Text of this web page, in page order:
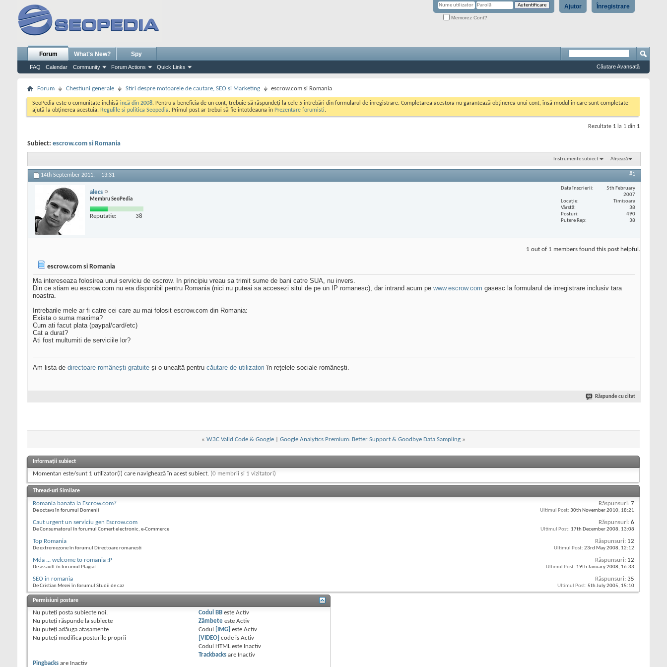
Înregistrare
Ajutor
Memorez Cont?
Forum
FAQ Calendar Community Forum Actions Quick Links
What's New? Spy
Căutare Avansată
Forum Chestiuni generale Stiri despre motoarele de cautare, SEO si Marketing escrow.com si Romania
SeoPedia este o comunitate inchisă incă din 2008. Pentru a beneficia de un cont, trebuie să răspundeți la cele 5 întrebări din formularul de înregistrare. Completarea acestora nu garantează obținerea unui cont, însă modul în care sunt completate
ajută la obținerea acestuia. Regulile si politica Seopedia. Primul post ar trebui să fie intotdeauna in Prezentare forumisti.
Rezultate 1 la 1 din 1
Subiect: escrow.com si Romania
Instrumente subiect Afișează
14th September 2011, 13:31 #1
alecs
Membru SeoPedia
Reputatie: 38
Data înscrierii
5th February
2007
Locaţie
Timisoara
Vârstă
38
Posturi
490
Putere Rep
38
1 out of 1 members found this post helpful.
escrow.com si Romania
Ma intereseaza folosirea unui serviciu de escrow. In principiu vreau sa trimit sume de bani catre SUA, nu invers.
Din ce stiam eu escrow.com nu era disponibil pentru Romania (nici nu puteai sa accesezi situl de pe un IP romanesc), dar intrand acum pe www.escrow.com gasesc la formularul de inregistrare inclusiv tara
noastra.
Intrebarile mele ar fi catre cei care au mai folosit escrow.com din Romania:
Exista o suma maxima?
Cum ati facut plata (paypal/card/etc)
Cat a durat?
Ati fost multumiti de serviciile lor?
Am lista de directoare românești gratuite și o unealtă pentru căutare de utilizatori în rețelele sociale românești.
Răspunde cu citat
« W3C Valid Code & Google Google Analytics Premium: Better Support & Goodbye Data Sampling »
Informații subiect
Momentan este/sunt 1 utilizator(i) care navighează în acest subiect. (0 membrii și 1 vizitatori)
Thread-uri Similare
Romania banata la Escrow.com?
De octavs în forumul Domenii
Răspunsuri: 7
Ultimul Post: 30th November 2010, 18:21
Caut urgent un serviciu gen Escrow.com
De Consumatorul în forumul Comert electronic, e-Commerce
Răspunsuri: 6
Ultimul Post: 17th December 2008, 13:08
Top Romania
De extremezone în forumul Directoare romanesti
Răspunsuri: 12
Ultimul Post: 23rd May 2008, 12:12
Mda ... welcome to romania :P
De assault în forumul Plagiat
Răspunsuri: 12
Ultimul Post: 19th January 2008, 16:33
SEO in romania
De Cristian Mezei în forumul Studii de caz
Răspunsuri: 35
Ultimul Post: 5th July 2005, 15:10
Permisiuni postare
Nu puteţi posta subiecte noi.
Nu puteţi răspunde la subiecte
Nu puteţi adăuga ataşamente
Nu puteţi modifica posturile proprii
Codul BB esteActiv
Zâmbete esteActiv
Codul
[IMG] esteActiv
[VIDEO] code isActiv
Codul HTML este Inactiv
Trackbacks are Inactiv
Pingbacks are Inactiv